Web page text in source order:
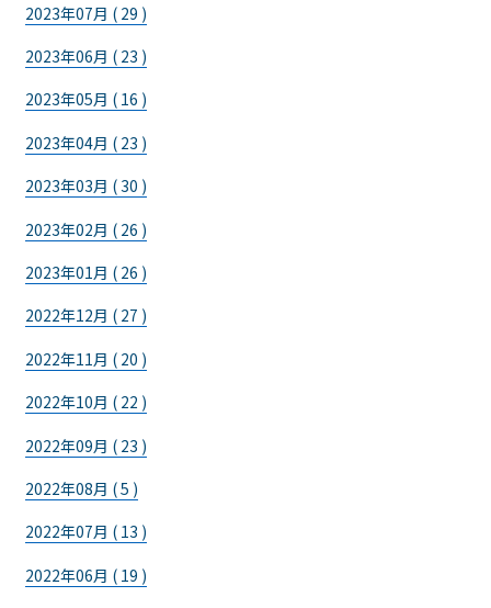
2023年07月 ( 29 )
2023年06月 ( 23 )
2023年05月 ( 16 )
2023年04月 ( 23 )
2023年03月 ( 30 )
2023年02月 ( 26 )
2023年01月 ( 26 )
2022年12月 ( 27 )
2022年11月 ( 20 )
2022年10月 ( 22 )
2022年09月 ( 23 )
2022年08月 ( 5 )
2022年07月 ( 13 )
2022年06月 ( 19 )